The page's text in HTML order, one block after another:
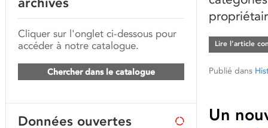
Lire l’article
Publié dans
Un
Cliquer sur l'onglet ci-dessous pour
accéder à notre catalogue.
Chercher dans le catalogue
Données ouvertes